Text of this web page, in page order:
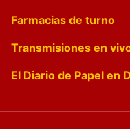
Farmacias de turno
Transmisiones en
El Diario de Papel en